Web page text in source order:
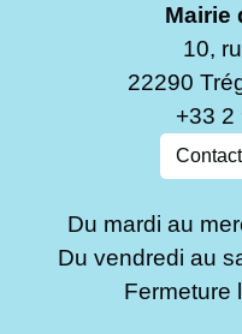
Mairie
10,
22290
+33 2
Du mardi au
Du vendredi au
Fermeture